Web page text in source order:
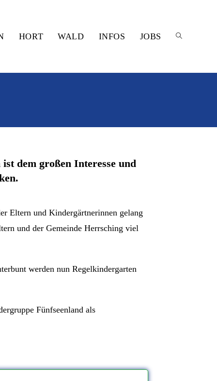
HORT WALD INFOS JOBS
dem großen Interesse und
Eltern und Kindergärtnerinnen gelang
und der Gemeinde Herrsching viel
werden nun Regelkindergarten
Fünfseenland als